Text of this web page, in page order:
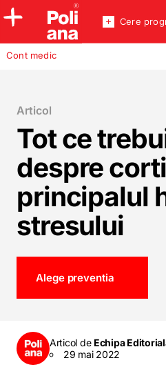
Policlinica
Cont medic
Cere
Articol
Tot ce
despre
principalul
stresului
Alege preventia
Articol de Echipa
29 mai 2022